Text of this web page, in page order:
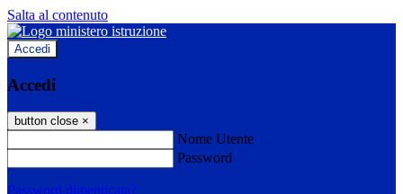
Salta al contenuto
Accedi
Accedi
button close ×
Nome Utente
Password
Password dimenticata?